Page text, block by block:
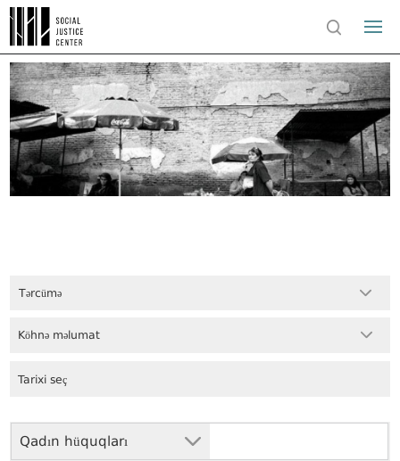
Tərcümə
Qadın hüquqları
Köhnə məlumat